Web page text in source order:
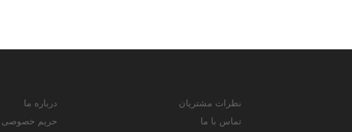
نظرات مشتریان
تماس با ما
درباره ما
حریم خصوصی